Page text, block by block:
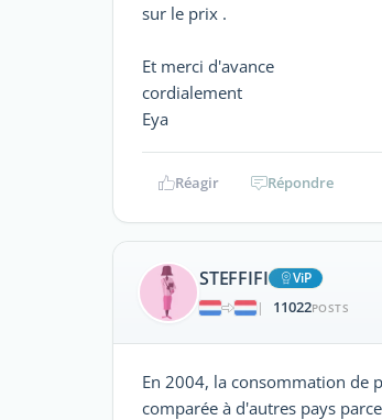
sur le prix .
Et merci d'avance
cordialement
Eya
Réagir Répondre
STEFFIFI
ViP
|
11022POSTS
En 2004, la consommation de
comparée à d'autres pays